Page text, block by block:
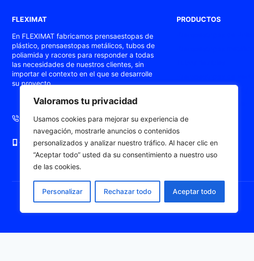
Valoramos tu privacidad
Usamos cookies para mejorar su experiencia de
navegación, mostrarle anuncios o contenidos
personalizados y analizar nuestro tráfico. Al hacer clic en
“Aceptar todo” usted da su consentimiento a nuestro uso
de las cookies.
Personalizar Rechazar todo Aceptar todo
FLEXIMAT
En FLEXIMAT fabricamos prensaestopas de
plástico, prensaestopas metálicos, tubos de
poliamida y racores para responder a todas
las necesidades de nuestros clientes, sin
importar el contexto en el que se desarrolle
su proyecto.
+34 93 724 71 70 +34 676 06 19 56
+34 676 06 19 56 comercial@fleximat.es
PRODUCTOS
Prensaestopas ATEX / Ex